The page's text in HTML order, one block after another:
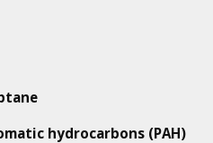
hydrocarbons (PAH)